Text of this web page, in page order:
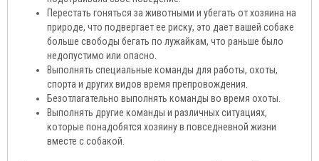
Перестать гоняться за животными и убегать от хозяина на
природе, что подвергает ее риску, это дает вашей собаке
больше свободы бегать по лужайкам, что раньше было
недопустимо или опасно.
Выполнять специальные команды для работы, охоты,
спорта и других видов время препровождения.
Безотлагательно выполнять команды во время охоты.
Выполнять другие команды и различных ситуациях,
которые понадобятся хозяину в повседневной жизни
вместе с собакой.